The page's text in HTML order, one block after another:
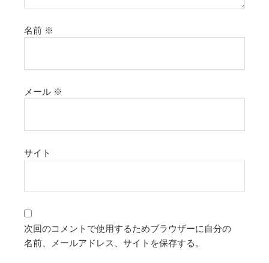
名前 ※
メール ※
サイト
次回のコメントで使用するためブラウザーに自分の
名前、メールアドレス、サイトを保存する。